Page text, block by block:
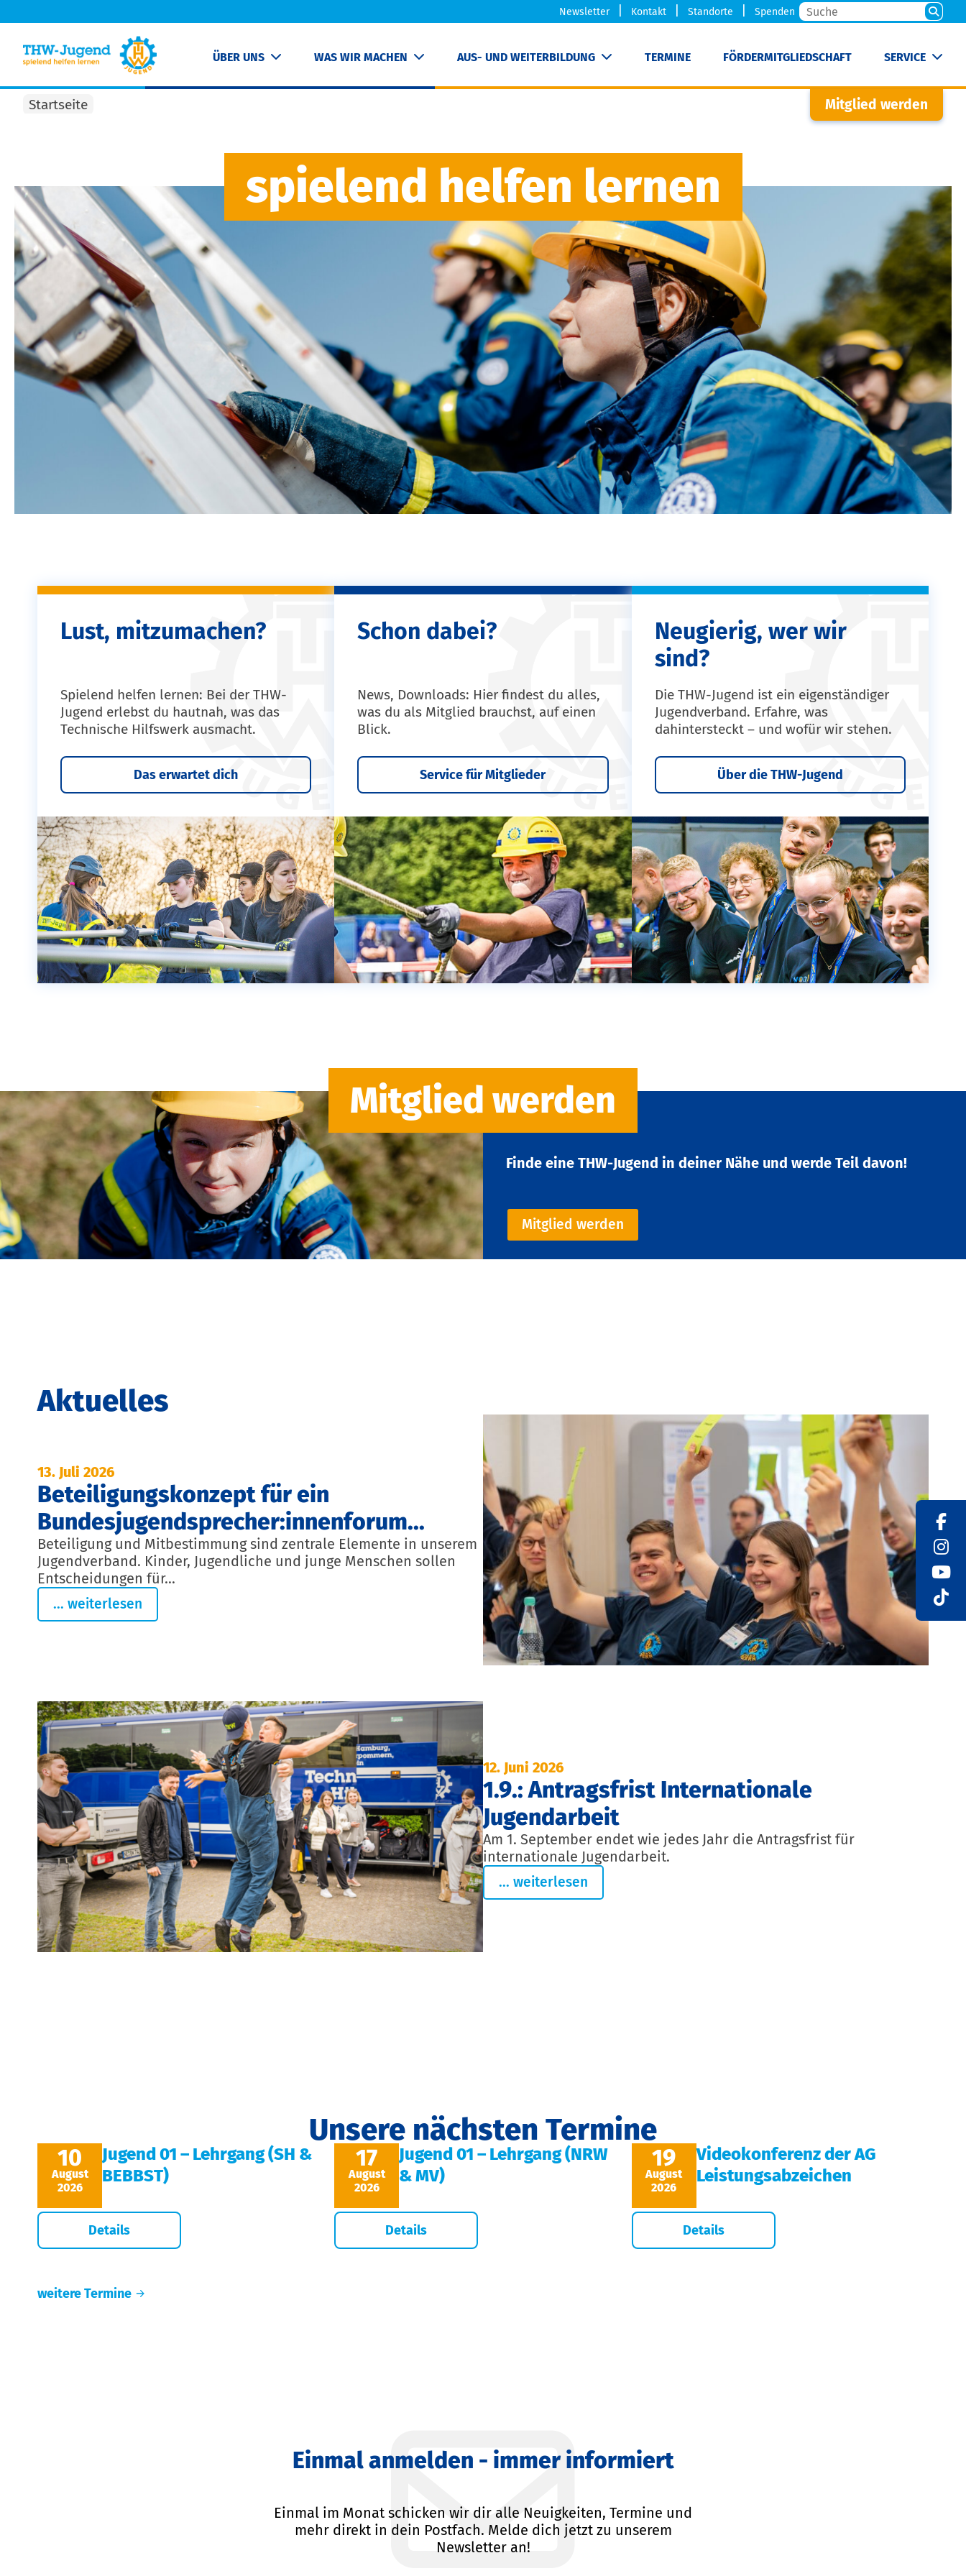
Newsletter Kontakt Standorte Spenden
ÜBER UNS WAS WIR MACHEN AUS- UND WEITERBILDUNG TERMINE FÖRDERMITGLIEDSCHAFT SERVICE
Mitglied werden
Startseite
spielend helfen lernen
Lust, mitzumachen?
Spielend helfen lernen: Bei der THW-
Jugend erlebst du hautnah, was das
Technische Hilfswerk ausmacht.
Das erwartet dich
Schon dabei?
News, Downloads: Hier findest du alles,
was du als Mitglied brauchst, auf einen
Blick.
Service für Mitglieder
Neugierig, wer wir
sind?
Die THW-Jugend ist ein eigenständiger
Jugendverband. Erfahre, was
dahintersteckt – und wofür wir stehen.
Über die THW-Jugend
Finde eine THW-Jugend in deiner Nähe und werde Teil davon!
Mitglied werden
Mitglied werden
Aktuelles
13. Juli 2026
Beteiligungskonzept für ein
Bundesjugendsprecher:innenforum...
Beteiligung und Mitbestimmung sind zentrale Elemente in unserem
Jugendverband. Kinder, Jugendliche und junge Menschen sollen
Entscheidungen für...
... weiterlesen
12. Juni 2026
1.9.: Antragsfrist Internationale
Jugendarbeit
Am 1. September endet wie jedes Jahr die Antragsfrist für
internationale Jugendarbeit.
... weiterlesen
Unsere nächsten Termine
10
August
2026
Jugend 01 – Lehrgang (SH &
BEBBST)
Details
17
August
2026
Jugend 01 – Lehrgang (NRW
& MV)
Details
19
August
2026
Videokonferenz der AG
Leistungsabzeichen
Details
weitere Termine
Einmal anmelden - immer informiert
Einmal im Monat schicken wir dir alle Neuigkeiten, Termine und
mehr direkt in dein Postfach. Melde dich jetzt zu unserem
Newsletter an!